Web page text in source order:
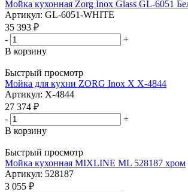
Мойка кухонная Zorg Inox Glass GL-6051
Артикул: GL-6051-WHITE
35 393 ₽
-
+
В корзину
Быстрый просмотр
Мойка для кухни ZORG Inox X X-4844
Артикул: X-4844
27 374 ₽
-
+
В корзину
Быстрый просмотр
Мойка кухонная MIXLINE ML 528187 хром
Артикул: 528187
3 055 ₽